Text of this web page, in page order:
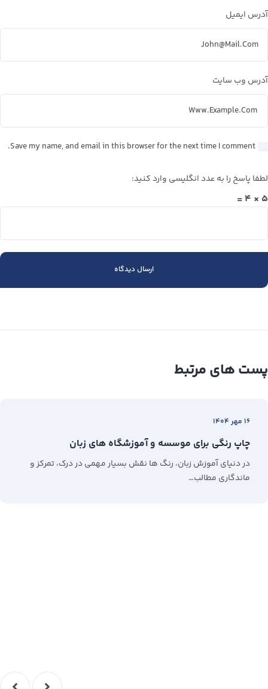
آدرس ایمیل
آدرس وب سایت
Save my name, and email in this browser for the next time I comment.
لطفا پاسخ را به عدد انگلیسی وارد کنید:
۵ × ۴ =
پست های مرتبط
۱۶ مهر ۱۴۰۴
چاپ رنگی برای موسسه و آموزشگاه های زبان
در دنیای آموزش زبان، رنگ‌ ها نقش بسیار مهمی در درک، تمرکز و
ماندگاری مطالب…